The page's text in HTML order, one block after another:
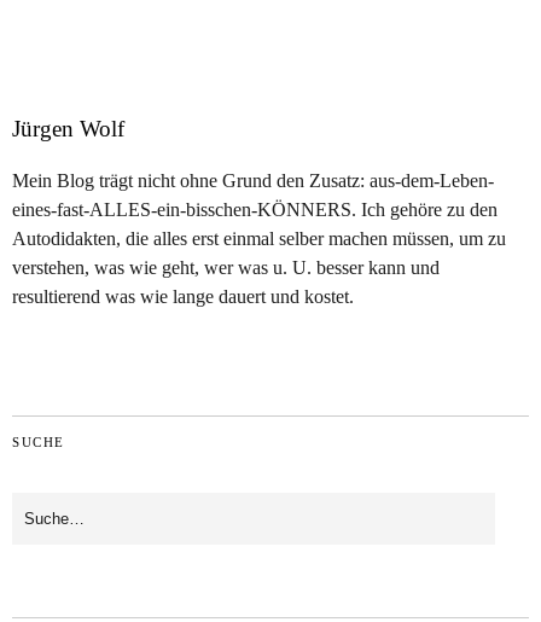
Jürgen Wolf
Mein Blog trägt nicht ohne Grund den Zusatz: aus-dem-Leben-
eines-fast-ALLES-ein-bisschen-KÖNNERS. Ich gehöre zu den
Autodidakten, die alles erst einmal selber machen müssen, um zu
verstehen, was wie geht, wer was u. U. besser kann und
resultierend was wie lange dauert und kostet.
SUCHE